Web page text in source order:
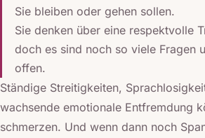
Sie bleiben oder gehen sollen.
Sie denken über eine respektvolle
doch es sind noch so viele Fragen
offen.
Ständige Streitigkeiten,
wachsende emotionale Entfremdung
schmerzen. Und wenn dann noch